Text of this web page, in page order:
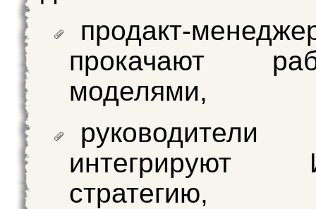
продакт-
прокачают
моделями,
руководители
стратегию,